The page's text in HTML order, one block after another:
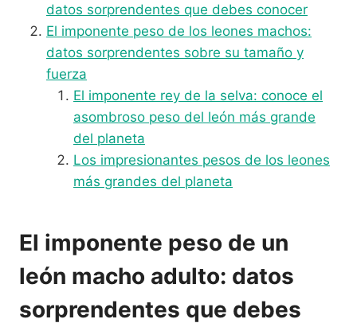
datos sorprendentes que debes conocer
El imponente peso de los leones machos:
datos sorprendentes sobre su tamaño y
fuerza
El imponente rey de la selva: conoce el
asombroso peso del león más grande
del planeta
Los impresionantes pesos de los leones
más grandes del planeta
El imponente peso de un
león macho adulto: datos
sorprendentes que debes